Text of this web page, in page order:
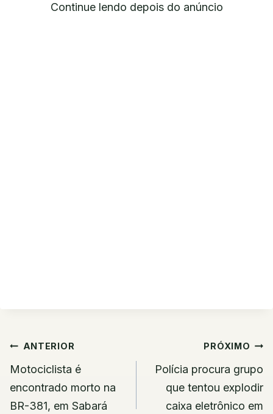
Continue lendo depois do anúncio
Navegação
de
Post
ANTERIOR
Motociclista é
encontrado morto na
BR-381, em Sabará
PRÓXIMO
Polícia procura grupo
que tentou explodir
caixa eletrônico em